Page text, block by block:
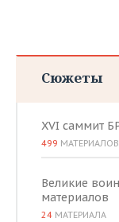
Сюжеты
XVI саммит
499 МАТЕРИАЛОВ
Великие
материалов
24 МАТЕРИАЛА